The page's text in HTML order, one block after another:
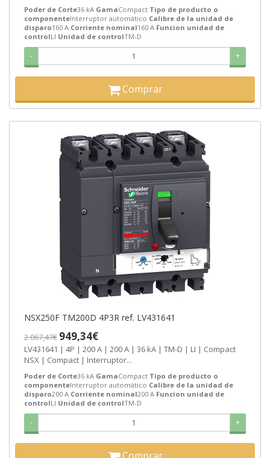
Poder de Corte36 kA GamaCompact Tipo de producto o
componenteInterruptor automático Calibre de la unidad de
disparo160 A Corriente nominal160 A Funcion unidad de
controlLI Unidad de controlTM-D
- +
Comprar
NSX250F TM200D 4P3R ref. LV431641
2.067,47€ 949,34€
LV431641 | 4P | 200 A | 200 A | 36 kA | TM-D | LI | Compact
NSX | Compact | Interruptor...
Poder de Corte36 kA GamaCompact Tipo de producto o
componenteInterruptor automático Calibre de la unidad de
disparo200 A Corriente nominal200 A Funcion unidad de
controlLI Unidad de controlTM-D
- +